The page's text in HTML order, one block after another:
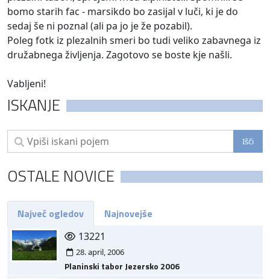
bomo starih fac - marsikdo bo zasijal v luči, ki je do
sedaj še ni poznal (ali pa jo je že pozabil).
Poleg fotk iz plezalnih smeri bo tudi veliko zabavnega iz
družabnega življenja. Zagotovo se boste kje našli.
Vabljeni!
ISKANJE
OSTALE NOVICE
Največ ogledov Najnovejše
13221
28. april, 2006
Planinski tabor Jezersko 2006